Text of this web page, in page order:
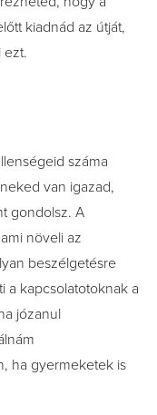
kiadnád az útját,
ezt.
száma
van igazad,
gondolsz. A
növeli az
beszélgetésre
a kapcsolatotoknak a
józanul
ha gyermeketek is